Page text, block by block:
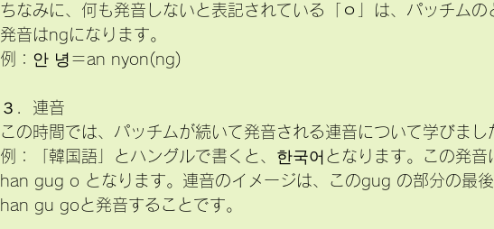
ちなみに、何も発音しないと表記されている「ㅇ」は、パッチムの
発音はngになります。
例：안 녕＝an nyon(ng)
３．連音
この時間では、パッチムが続いて発音される連音について学びまし
例：「韓国語」とハングルで書くと、한국어となります。この発音
han gug o となります。連音のイメージは、このgug の部分の最後
han gu goと発音することです。